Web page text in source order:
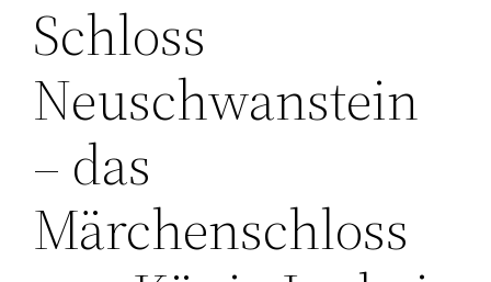
Schloss
Neuschwanstein
– das
Märchenschloss